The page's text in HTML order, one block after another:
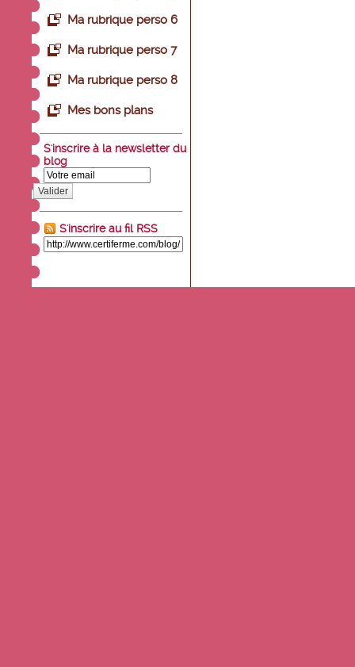
Ma rubrique perso 6
Ma rubrique perso 7
Ma rubrique perso 8
Mes bons plans
S'inscrire à la newsletter du
blog
Valider
S'inscrire au fil RSS